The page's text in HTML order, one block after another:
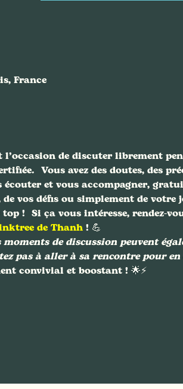
France
l’occasion de discuter librement
Vous avez des doutes, des
et vous accompagner,
de vos défis ou simplement de votre
!  Si ça vous intéresse, rendez-
de Thanh ! 💪
de discussion peuvent
pas à aller à sa rencontre pour en
convivial et boostant ! 🌟⚡️